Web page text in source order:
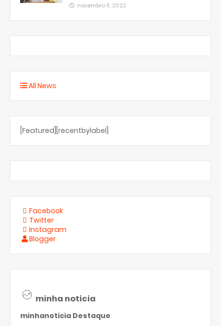
novembro 11, 2022
All News
[Featured][recentbylabel]
Facebook
Twitter
Instagram
Blogger
minha noticia
minhanoticia Destaque